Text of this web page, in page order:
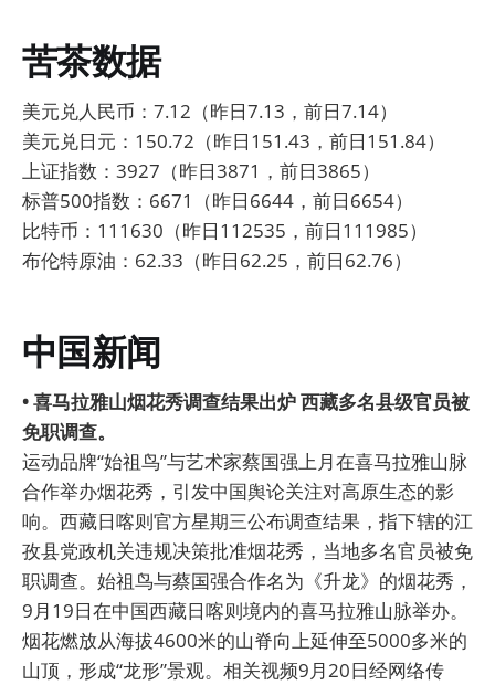
苦茶数据
美元兑人民币：7.12（昨日7.13，前日7.14）
美元兑日元：150.72（昨日151.43，前日151.84）
上证指数：3927（昨日3871，前日3865）
标普500指数：6671（昨日6644，前日6654）
比特币：111630（昨日112535，前日111985）
布伦特原油：62.33（昨日62.25，前日62.76）
中国新闻
• 喜马拉雅山烟花秀调查结果出炉 西藏多名县级官员被
免职调查。
运动品牌“始祖鸟”与艺术家蔡国强上月在喜马拉雅山脉
合作举办烟花秀，引发中国舆论关注对高原生态的影
响。西藏日喀则官方星期三公布调查结果，指下辖的江
孜县党政机关违规决策批准烟花秀，当地多名官员被免
职调查。始祖鸟与蔡国强合作名为《升龙》的烟花秀，
9月19日在中国西藏日喀则境内的喜马拉雅山脉举办。
烟花燃放从海拔4600米的山脊向上延伸至5000多米的
山顶，形成“龙形”景观。相关视频9月20日经网络传